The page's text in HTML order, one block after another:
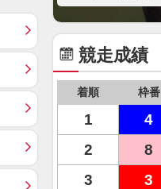
競走成績
着順 枠番
1 4
2
8
3
3